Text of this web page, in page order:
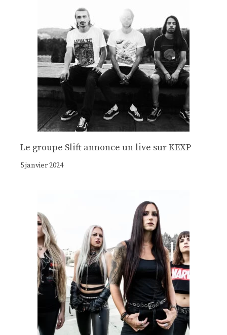
Le groupe Slift annonce un live sur KEXP
5 janvier 2024